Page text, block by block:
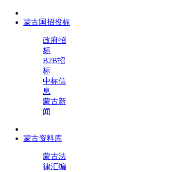
蒙古国招投标
政府招
标
B2B招
标
中标信
息
蒙古新
闻
蒙古资料库
蒙古法
律汇编